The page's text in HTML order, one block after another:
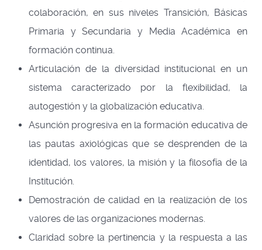
colaboración, en sus niveles Transición, Básicas
Primaria y Secundaria y Media Académica en
formación continua.
Articulación de la diversidad institucional en un
sistema caracterizado por la flexibilidad, la
autogestión y la globalización educativa.
Asunción progresiva en la formación educativa de
las pautas axiológicas que se desprenden de la
identidad, los valores, la misión y la filosofía de la
Institución.
Demostración de calidad en la realización de los
valores de las organizaciones modernas.
Claridad sobre la pertinencia y la respuesta a las